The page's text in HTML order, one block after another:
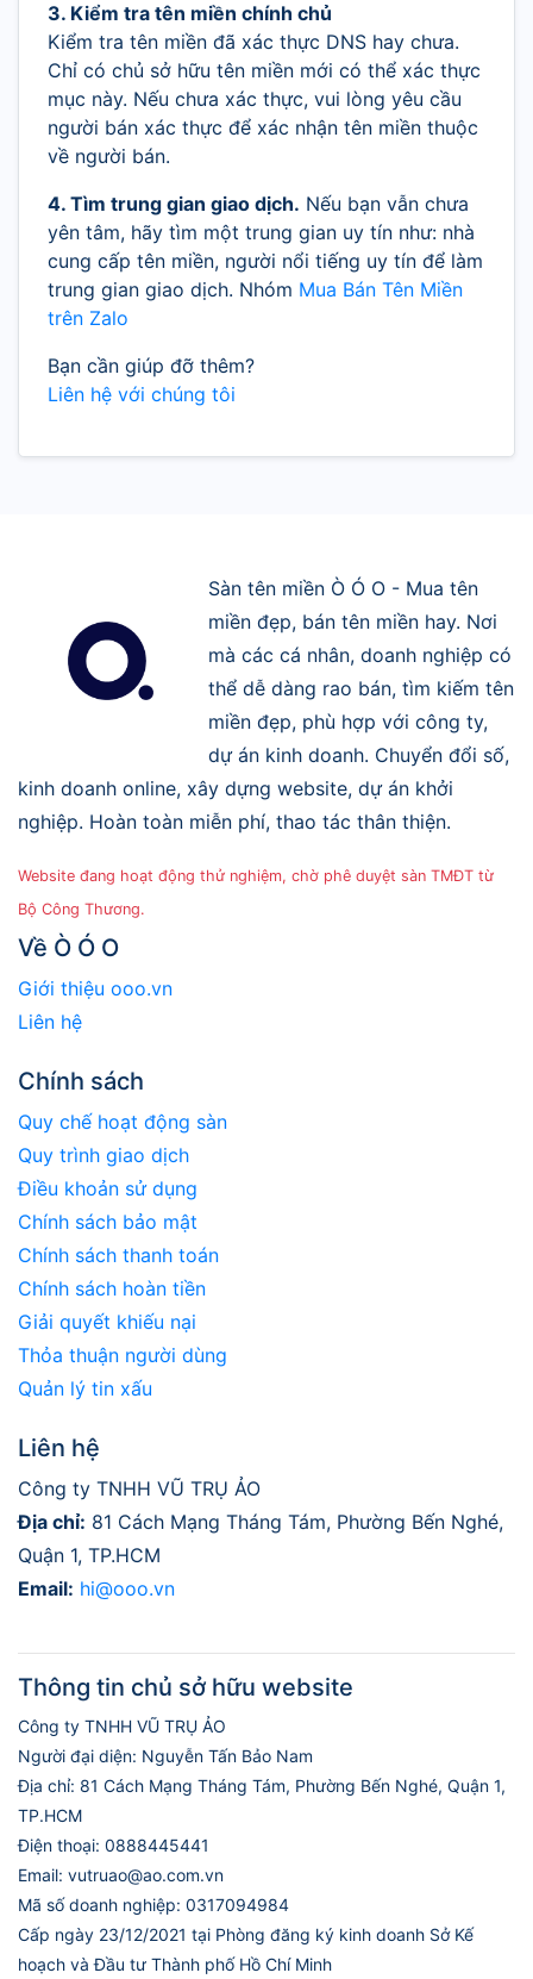
3. Kiểm tra tên miền chính chủ
Kiểm tra tên miền đã xác thực DNS hay chưa.
Chỉ có chủ sở hữu tên miền mới có thể xác thực
mục này. Nếu chưa xác thực, vui lòng yêu cầu
người bán xác thực để xác nhận tên miền thuộc
về người bán.
4. Tìm trung gian giao dịch. Nếu bạn vẫn chưa
yên tâm, hãy tìm một trung gian uy tín như: nhà
cung cấp tên miền, người nổi tiếng uy tín để làm
trung gian giao dịch. Nhóm Mua Bán Tên Miền
trên Zalo
Bạn cần giúp đỡ thêm?
Liên hệ với chúng tôi
Sàn tên miền Ò Ó O - Mua tên
miền đẹp, bán tên miền hay. Nơi
mà các cá nhân, doanh nghiệp có
thể dễ dàng rao bán, tìm kiếm tên
miền đẹp, phù hợp với công ty,
dự án kinh doanh. Chuyển đổi số,
kinh doanh online, xây dựng website, dự án khởi
nghiệp. Hoàn toàn miễn phí, thao tác thân thiện.
Website đang hoạt động thử nghiệm, chờ phê duyệt sàn TMĐT từ
Bộ Công Thương.
Về Ò Ó O
Giới thiệu ooo.vn
Liên hệ
Chính sách
Quy chế hoạt động sàn
Quy trình giao dịch
Điều khoản sử dụng
Chính sách bảo mật
Chính sách thanh toán
Chính sách hoàn tiền
Giải quyết khiếu nại
Thỏa thuận người dùng
Quản lý tin xấu
Liên hệ
Công ty TNHH VŨ TRỤ ẢO
Địa chỉ: 81 Cách Mạng Tháng Tám, Phường Bến Nghé,
Quận 1, TP.HCM
Email: hi@ooo.vn
Thông tin chủ sở hữu website
Công ty TNHH VŨ TRỤ ẢO
Người đại diện: Nguyễn Tấn Bảo Nam
Địa chỉ: 81 Cách Mạng Tháng Tám, Phường Bến Nghé, Quận 1,
TP.HCM
Điện thoại: 0888445441
Email: vutruao@ao.com.vn
Mã số doanh nghiệp: 0317094984
Cấp ngày 23/12/2021 tại Phòng đăng ký kinh doanh Sở Kế
hoạch và Đầu tư Thành phố Hồ Chí Minh